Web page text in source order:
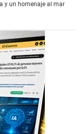
y un homenaje al mar